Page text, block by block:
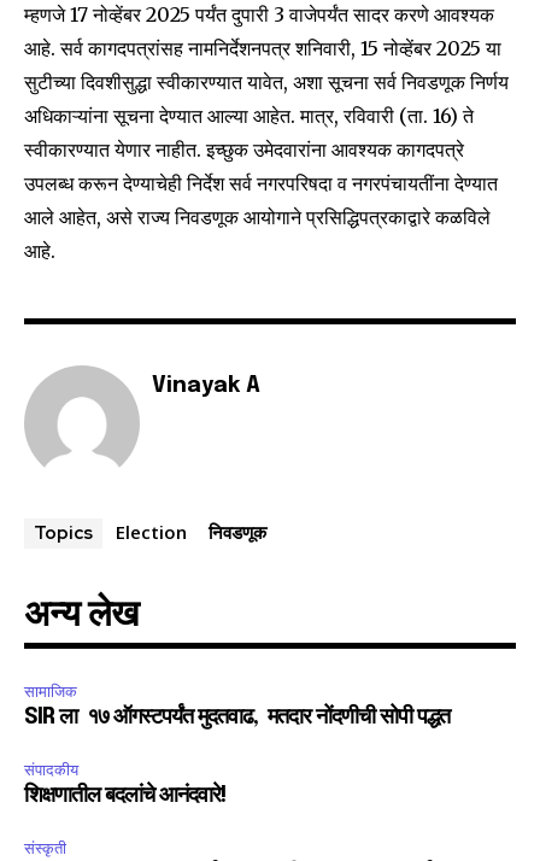
म्हणजे 17 नोव्हेंबर 2025 पर्यंत दुपारी 3 वाजेपर्यंत सादर करणे आवश्यक
आहे. सर्व कागदपत्रांसह नामनिर्देशनपत्र शनिवारी, 15 नोव्हेंबर 2025 या
सुटीच्या दिवशीसुद्धा स्वीकारण्यात यावेत, अशा सूचना सर्व निवडणूक निर्णय
अधिकाऱ्यांना सूचना देण्यात आल्या आहेत. मात्र, रविवारी (ता. 16) ते
स्वीकारण्यात येणार नाहीत. इच्छुक उमेदवारांना आवश्यक कागदपत्रे
उपलब्ध करून देण्याचेही निर्देश सर्व नगरपरिषदा व नगरपंचायतींना देण्यात
आले आहेत, असे राज्य निवडणूक आयोगाने प्रसिद्धिपत्रकाद्वारे कळविले
आहे.
Vinayak A
Topics Election निवडणूक
अन्य लेख
सामाजिक
SIR ला १७ ऑगस्टपर्यंत मुदतवाढ, मतदार नोंदणीची सोपी पद्धत
संपादकीय
शिक्षणातील बदलांचे आनंदवारे!
संस्कृती